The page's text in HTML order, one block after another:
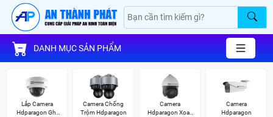
DANH MỤC SẢN PHẨM
Lắp Camera
Hdparagon Ghi
Camera Chống
Trộm Hdparagon
Camera
Hdparagon Xoay
Camera
Hdparagon